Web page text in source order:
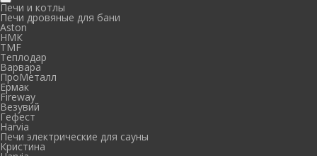
Печи и котлы
Печи дровяные для бани
Aston
НМК
TMF
Теплодар
Варвара
ПроМеталл
Ермак
Fireway
Везувий
Гефест
Harvia
Печи электрические для сауны
Кристина